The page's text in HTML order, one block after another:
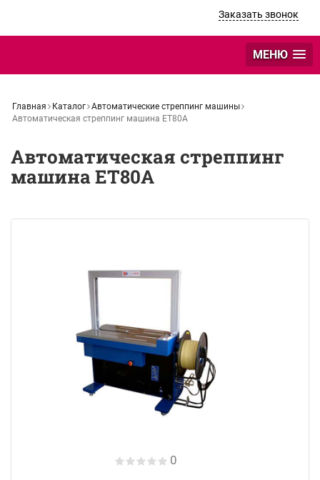
Заказать звонок
МЕНЮ
Главная Каталог Автоматические стреппинг машины
Автоматическая стреппинг машина ET80A
Автоматическая стреппинг
машина ET80A
0